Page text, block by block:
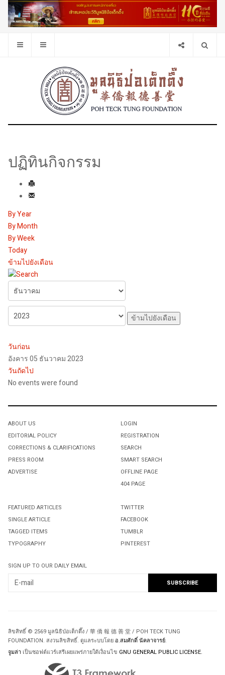
ปฏิทินกิจกรรม
By Year
By Month
By Week
Today
ข้ามไปยังเดือน
ข้ามไปยังเดือน
วันก่อน
อังคาร 05 ธันวาคม 2023
วันถัดไป
No events were found
ABOUT US
EDITORIAL POLICY
CORRECTIONS & CLARIFICATIONS
PRESS ROOM
ADVERTISE
LOGIN
REGISTRATION
SEARCH
SMART SEARCH
OFFLINE PAGE
404 PAGE
FEATURED ARTICLES
SINGLE ARTICLE
TAGGED ITEMS
TYPOGRAPHY
TWITTER
FACEBOOK
TUMBLR
PINTEREST
SIGN UP TO OUR DAILY EMAIL
ลิขสิทธิ์ © 2569 มูลนิธิป่อเต็กตึ๊ง / 華 僑 報 德 善 堂 / POH TECK TUNG
FOUNDATION. สงวนลิขสิทธิ์. ดูแลระบบโดย อ.สมศักดิ์ นัคลาจารย์.
จูมล่า เป็นซอฟต์แวร์เสรีเผยแพร่ภายใต้เงื่อนไข GNU GENERAL PUBLIC LICENSE.